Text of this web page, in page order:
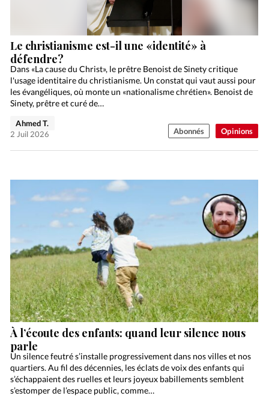
Opinions
Le christianisme est-il une «identité» à
défendre?
Dans «La cause du Christ», le prêtre Benoist de Sinety critique
l'usage identitaire du christianisme. Un constat qui vaut aussi pour
les évangéliques, où monte un «nationalisme chrétien». Benoist de
Sinety, prêtre et curé de…
Ahmed T.
2 Juil 2026
Abonnés
À l’écoute des enfants: quand leur silence nous
parle
Un silence feutré s’installe progressivement dans nos villes et nos
quartiers. Au fil des décennies, les éclats de voix des enfants qui
s’échappaient des ruelles et leurs joyeux babillements semblent
s’estomper de l’espace public, comme…